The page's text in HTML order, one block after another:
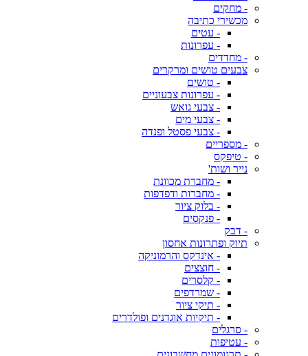
- מחקים
מכשירי כתיבה
- עטים
- עפרונות
- מחדדים
צבעים טושים ומרקרים
- טושים
- עפרונות צבעוניים
- צבעי גואש
- צבעי מים
- צבעי פסטל ופנדה
- מספריים
- טיפקס
נייר ושות'
- מחברת מכוונת
- מחברות ודפדפות
- בלוק ציור
- פנקסים
- דבק
תיוק ופתרונות אחסון
- אינדקס והרמוניקה
- חוצצים
- קלסרים
- שמרדפים
- תיקי ציור
- תיקיות אוגדנים ופולדרים
- סרגלים
- עטיפות